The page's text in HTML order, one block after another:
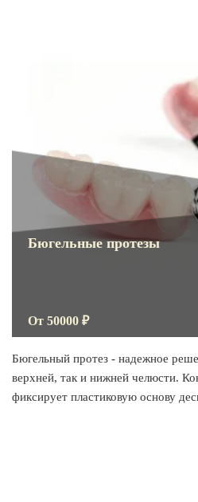
Бюгельные протезы
От 50000 ₽
Бюгельный протез - надежное
верхней, так и нижней челюсти.
фиксирует пластиковую основу